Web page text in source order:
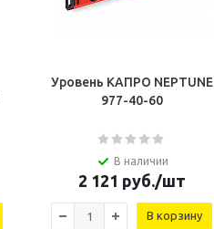
Уровень КАПРО NEPTUNE
977-40-60
В наличии
2 121 руб./шт
В корзину